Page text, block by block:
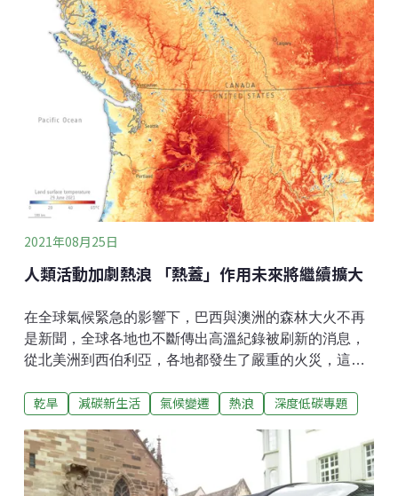
策調適不及，也反映了現行農作物種類缺乏氣候「韌
性」（Resilient），若要餵飽眾人，抗熱、抗旱、耐
鹽、抗澇的作物，將會成為主流。
2021年08月25日
人類活動加劇熱浪 「熱蓋」作用未來將繼續擴大
在全球氣候緊急的影響下，巴西與澳洲的森林大火不再
是新聞，全球各地也不斷傳出高溫紀錄被刷新的消息，
從北美洲到西伯利亞，各地都發生了嚴重的火災，這究
都始料未及事實上無須多言，我們的地球正在加溫，已
意識到，如果不做出改變，我們將迎來什麼樣的未來
呢？今（2021）年全球熱浪嚴重程度超乎預期，就連專
門研究極端氣候的科學家們都有點始料未及，荷蘭皇家
乾旱 減碳新生活 氣候變遷 熱浪 深度低碳專題